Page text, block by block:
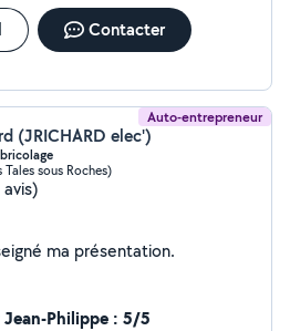
Contacter
Auto-entrepreneur
(JRICHARD elec')
sous Roches)
Je n'ai pas encore renseigné ma présentation.
Philippe : 5/5